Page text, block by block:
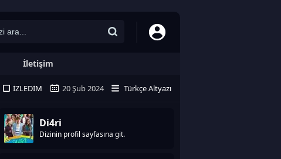
İletişim
İZLEDIM 20 Şub 2024 Türkçe Altyazı
Di4ri
Dizinin profil sayfasına git.